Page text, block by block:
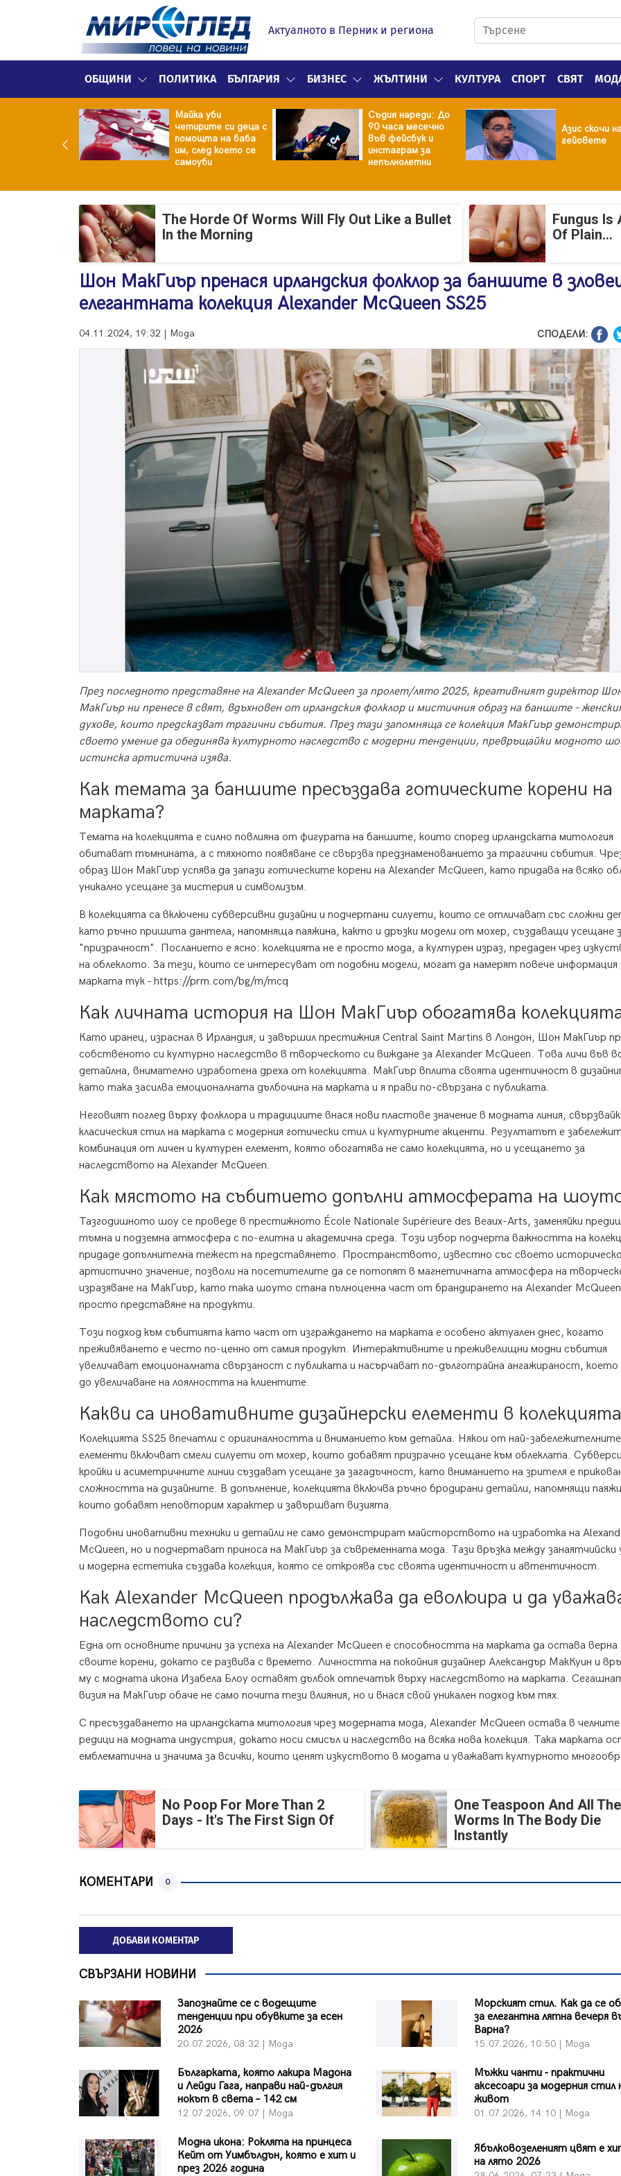
Актуалното в Перник и региона
ОБЩИНИ ПОЛИТИКА БЪЛГАРИЯ БИЗНЕС ЖЪЛТИНИ КУЛТУРА СПОРТ СВЯТ
и полово
Майка уби
четирите си деца с
помощта на баба
им, след което се
самоуби
Съдия нареди: До
90 часа месечно
във фейсбук и
инстаграм за
непълнолетни
Азис скочи
гейовете
The Horde Of Worms Will Fly Out Like a Bullet
In the Morning
Fungus Is
Of Plain...
Шон МакГиър пренася ирландския фолклор за баншите в
елегантната колекция Alexander McQueen SS25
04.11.2024, 19:32 | Мода СПОДЕЛИ:
През последното представяне на Alexander McQueen за пролет/лято 2025, креативният директор
МакГиър ни пренесе в свят, вдъхновен от ирландския фолклор и мистичния образ на баншите –
духове, които предсказват трагични събития. През тази запомняща се колекция МакГиър
своето умение да обединява културното наследство с модерни тенденции, превръщайки модното
истинска артистична изява.
Как темата за баншите пресъздава готическите корени на
марката?
Темата на колекцията е силно повлияна от фигурата на баншите, които според ирландската митология
обитават тъмнината, а с тяхното появяване се свързва предзнаменованието за трагични събития.
образ Шон МакГиър успява да запази готическите корени на Alexander McQueen, като придава на всяко
уникално усещане за мистерия и символизъм.
В колекцията са включени субверсивни дизайни и подчертани силуети, които се отличават със сложни
като ръчно пришита дантела, напомняща паяжина, както и дръзки модели от мохер, създаващи усещане
"призрачност". Посланието е ясно: колекцията не е просто мода, а културен израз, предаден чрез
на облеклото. За тези, които се интересуват от подобни модели, могат да намерят повече информация
марката тук - https://prm.com/bg/m/mcq
Как личната история на Шон МакГиър обогатява
Като иранец, израснал в Ирландия, и завършил престижния Central Saint Martins в Лондон, Шон МакГиър
собственото си културно наследство в творческото си виждане за Alexander McQueen. Това личи във
детайлна, внимателно изработена дреха от колекцията. МакГиър вплита своята идентичност в
като така засилва емоционалната дълбочина на марката и я прави по-свързана с публиката.
Неговият поглед върху фолклора и традициите внася нови пластове значение в модната линия,
класическия стил на марката с модерния готически стил и културните акценти. Резултатът е
комбинация от личен и културен елемент, която обогатява не само колекцията, но и усещането за
наследството на Alexander McQueen.
Как мястото на събитието допълни атмосферата на
Тазгодишното шоу се проведе в престижното École Nationale Supérieure des Beaux-Arts, заменяйки
тъмна и подземна атмосфера с по-елитна и академична среда. Този избор подчерта важността на
придаде допълнителна тежест на представянето. Пространството, известно със своето
артистично значение, позволи на посетителите да се потопят в магнетичната атмосфера на
изразяване на МакГиър, като така шоуто стана пълноценна част от брандирането на Alexander
просто представяне на продукти.
Този подход към събитията като част от изграждането на марката е особено актуален днес, когато
преживяването е често по-ценно от самия продукт. Интерактивните и преживелищни модни събития
увеличават емоционалната свързаност с публиката и насърчават по-дълготрайна ангажираност, което
до увеличаване на лоялността на клиентите.
Какви са иновативните дизайнерски елементи в
Колекцията SS25 впечатли с оригиналността и вниманието към детайла. Някои от най-забележителните
елементи включват смели силуети от мохер, които добавят призрачно усещане към облеклата.
кройки и асиметричните линии създават усещане за загадъчност, като вниманието на зрителя е
сложността на дизайните. В допълнение, колекцията включва ръчно бродирани детайли, напомнящи
които добавят неповторим характер и завършват визията.
Подобни иновативни техники и детайли не само демонстрират майсторството на изработка на
McQueen, но и подчертават приноса на МакГиър за съвременната мода. Тази връзка между занаятчийски
и модерна естетика създава колекция, която се откроява със своята идентичност и автентичност.
Как Alexander McQueen продължава да еволюира и да
наследството си?
Една от основните причини за успеха на Alexander McQueen е способността на марката да остава верна
своите корени, докато се развива с времето. Личността на покойния дизайнер Александър МакКуин и
му с модната икона Изабела Блоу оставят дълбок отпечатък върху наследството на марката.
визия на МакГиър обаче не само почита тези влияния, но и внася свой уникален подход към тях.
С пресъздаването на ирландската митология чрез модерната мода, Alexander McQueen остава в челните
редици на модната индустрия, докато носи смисъл и наследство на всяка нова колекция. Така марката
емблематична и значима за всички, които ценят изкуството в модата и уважават културното
No Poop For More Than 2
Days - It's The First Sign Of
One Teaspoon And All The
Worms In The Body Die
Instantly
КОМЕНТАРИ 0
ДОБАВИ КОМЕНТАР
СВЪРЗАНИ НОВИНИ
Запознайте се с водещите
тенденции при обувките за есен
2026
20.07.2026, 08:32 | Мода
Морският стил. Как да се
за елегантна лятна вечеря
Варна?
15.07.2026, 10:50 | Мода
Българката, която лакира Мадона
и Лейди Гага, направи най-дългия
нокът в света – 142 см
12.07.2026, 09:07 | Мода
Мъжки чанти - практични
аксесоари за модерния стил
живот
01.07.2026, 14:10 | Мода
Модна икона: Роклята на принцеса
Кейт от Уимбълдън, която е хит и
през 2026 година
Ябълковозеленият цвят е
на лято 2026